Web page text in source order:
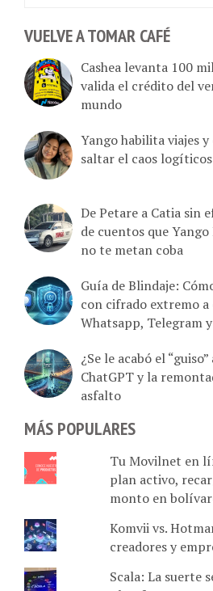
VUELVE A TOMAR CAFÉ
Cashea levanta 100
valida el crédito del
mundo
Yango habilita viajes
saltar el caos
De Petare a Catia sin
de cuentos que
no te metan coba
Guía de Blindaje:
con cifrado extremo
Whatsapp, Telegram
¿Se le acabó el
ChatGPT y la
asfalto
MÁS POPULARES
Tu Movilnet en
plan activo,
monto en
Komvii vs.
creadores y
Scala: La suerte